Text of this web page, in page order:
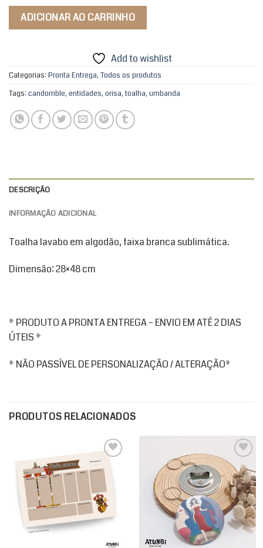
ADICIONAR AO CARRINHO
Add to wishlist
Categorias: Pronta Entrega, Todos os produtos
Tags: candomble, entidades, orisa,toalha, umbanda
DESCRIÇÃO
INFORMAÇÃO ADICIONAL
Toalha lavabo em algodão, faixa branca sublimática.
Dimensão: 28×48 cm
* PRODUTO A PRONTA ENTREGA – ENVIO EM ATÉ 2 DIAS
ÚTEIS *
* NÃO PASSÍVEL DE PERSONALIZAÇÃO / ALTERAÇÃO*
PRODUTOS RELACIONADOS
Add to
wishlist
Add to
wishlist